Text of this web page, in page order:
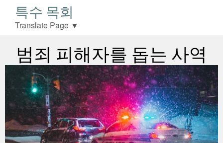
특수 목회
Translate Page ▼
범죄 피해자를 돕는 사역